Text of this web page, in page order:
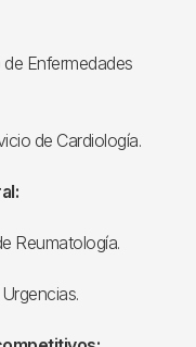
de Enfermedades
de Cardiología.
Reumatología.